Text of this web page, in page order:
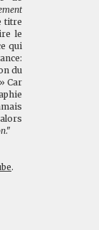
titre
le
qui
du
Car
."
.